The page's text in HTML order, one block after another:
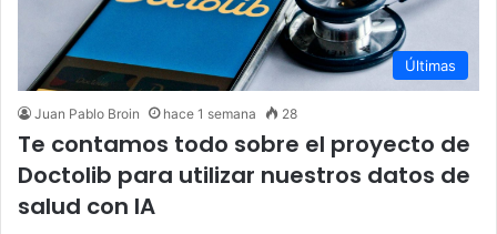
Últimas
Juan Pablo Broin hace 1 semana 28
Te contamos todo sobre el proyecto de
Doctolib para utilizar nuestros datos de
salud con IA